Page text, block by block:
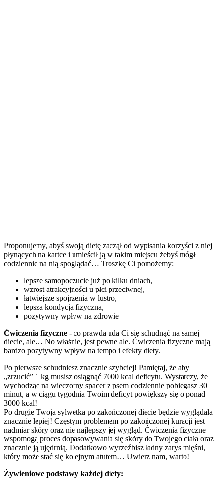
Proponujemy, abyś swoją dietę zaczął od wypisania korzyści z niej
płynących na kartce i umieścił ją w takim miejscu żebyś mógł
codziennie na nią spoglądać… Troszkę Ci pomożemy:
lepsze samopoczucie już po kilku dniach,
wzrost atrakcyjności u płci przeciwnej,
łatwiejsze spojrzenia w lustro,
lepsza kondycja fizyczna,
pozytywny wpływ na zdrowie
Ćwiczenia fizyczne - co prawda uda Ci się schudnąć na samej
diecie, ale… No właśnie, jest pewne ale. Ćwiczenia fizyczne mają
bardzo pozytywny wpływ na tempo i efekty diety.
Po pierwsze schudniesz znacznie szybciej! Pamiętaj, że aby
„zrzucić” 1 kg musisz osiągnąć 7000 kcal deficytu. Wystarczy, że
wychodząc na wieczorny spacer z psem codziennie pobiegasz 30
minut, a w ciągu tygodnia Twoim deficyt powiększy się o ponad
3000 kcal!
Po drugie Twoja sylwetka po zakończonej diecie będzie wyglądała
znacznie lepiej! Częstym problemem po zakończonej kuracji jest
nadmiar skóry oraz nie najlepszy jej wygląd. Ćwiczenia fizyczne
wspomogą proces dopasowywania się skóry do Twojego ciała oraz
znacznie ją ujędrnią. Dodatkowo wyrzeźbisz ładny zarys mięśni,
który może stać się kolejnym atutem… Uwierz nam, warto!
Żywieniowe podstawy każdej diety: